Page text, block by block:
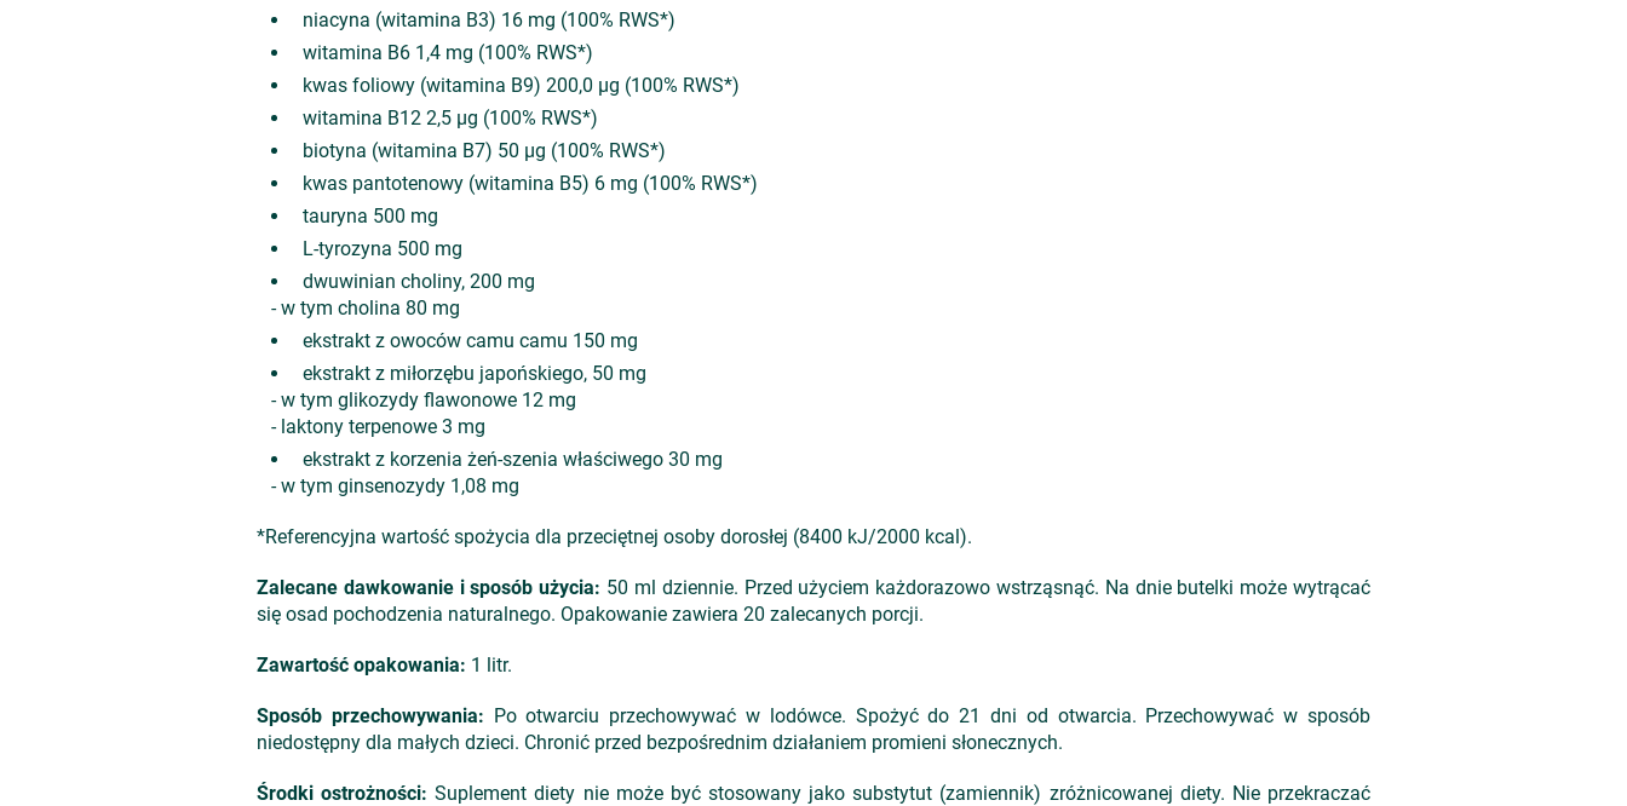
niacyna (witamina B3) 16 mg (100% RWS*)
witamina B6 1,4 mg (100% RWS*)
kwas foliowy (witamina B9) 200,0 µg (100% RWS*)
witamina B12 2,5 µg (100% RWS*)
biotyna (witamina B7) 50 µg (100% RWS*)
kwas pantotenowy (witamina B5) 6 mg (100% RWS*)
tauryna 500 mg
L-tyrozyna 500 mg
dwuwinian choliny, 200 mg
- w tym cholina 80 mg
ekstrakt z owoców camu camu 150 mg
ekstrakt z miłorzębu japońskiego, 50 mg
- w tym glikozydy flawonowe 12 mg
- laktony terpenowe 3 mg
ekstrakt z korzenia żeń-szenia właściwego 30 mg
- w tym ginsenozydy 1,08 mg
*Referencyjna wartość spożycia dla przeciętnej osoby dorosłej (8400 kJ/2000 kcal).
Zalecane dawkowanie i sposób użycia: 50 ml dziennie. Przed użyciem każdorazowo wstrząsnąć. Na dnie butelki może wytrącać
się osad pochodzenia naturalnego. Opakowanie zawiera 20 zalecanych porcji.
Zawartość opakowania: 1 litr.
Sposób przechowywania: Po otwarciu przechowywać w lodówce. Spożyć do 21 dni od otwarcia. Przechowywać w sposób
niedostępny dla małych dzieci. Chronić przed bezpośrednim działaniem promieni słonecznych.
Środki ostrożności: Suplement diety nie może być stosowany jako substytut (zamiennik) zróżnicowanej diety. Nie przekraczać